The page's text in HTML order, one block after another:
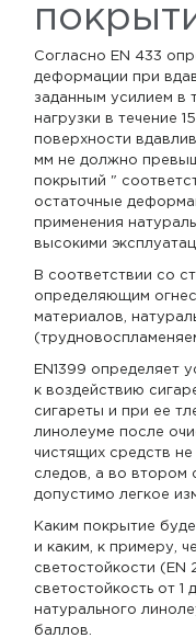
Согласно EN 433
деформации при
заданным усилием в
нагрузки в течение
поверхности
мм не должно
покрытий "
остаточные
применения
высокими
В соответствии со
определяющим
материалов,
EN1399 определяет
к воздействию
сигареты и при ее
линолеуме после
чистящих средств
следов, а во втором
допустимо легкое
Каким покрытие
и каким, к примеру,
светостойкости (EN
светостойкость от 1
натурального
баллов.